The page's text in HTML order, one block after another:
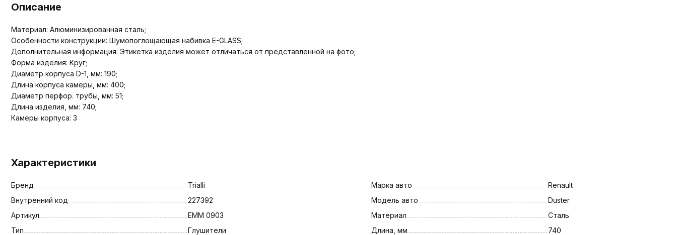
Описание
Материал: Алюминизированная сталь;
Особенности конструкции: Шумопоглощающая набивка E-GLASS;
Дополнительная информация: Этикетка изделия может отличаться от представленной на фото;
Форма изделия: Круг;
Диаметр корпуса D-1, мм: 190;
Длина корпуса камеры, мм: 400;
Диаметр перфор. трубы, мм: 51;
Длина изделия, мм: 740;
Камеры корпуса: 3
Характеристики
Бренд
Trialli
Внутренний код
227392
Артикул
EMM 0903
Тип
Глушители
Марка авто
Renault
Модель авто
Duster
Материал
Сталь
Длина, мм
740